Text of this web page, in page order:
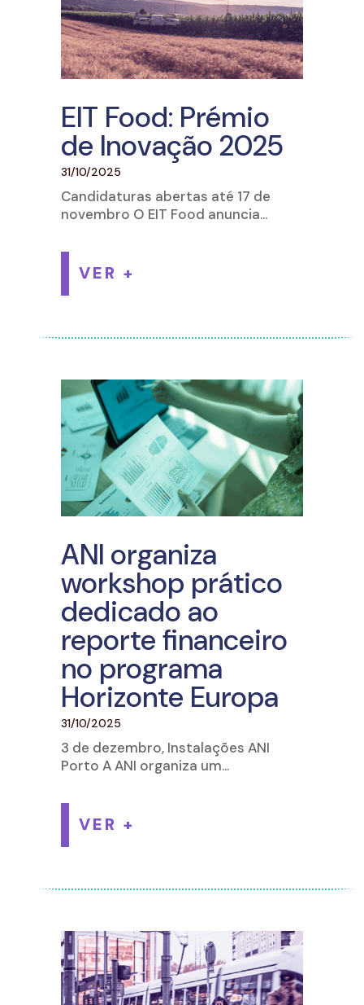
EIT Food: Prémio
de Inovação 2025
31/10/2025
Candidaturas abertas até 17 de
novembro O EIT Food anuncia...
VER +
ANI organiza
workshop prático
dedicado ao
reporte financeiro
no programa
Horizonte Europa
31/10/2025
3 de dezembro, Instalações ANI
Porto A ANI organiza um...
VER +